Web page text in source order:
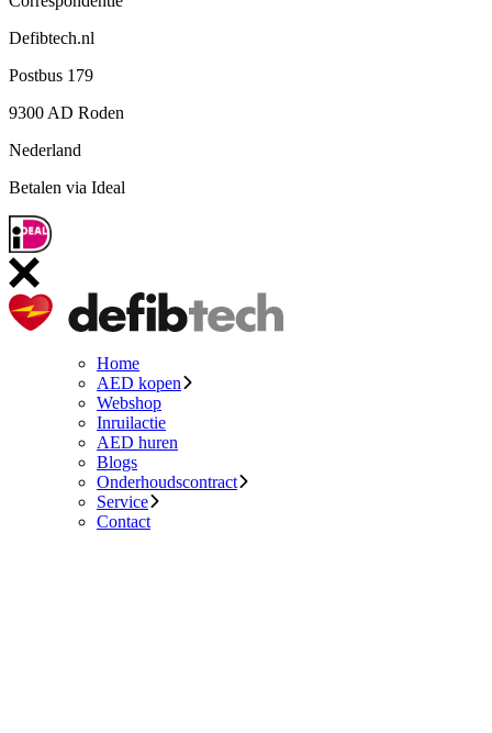
Defibtech.nl
Postbus 179
9300 AD Roden
Nederland
Betalen via Ideal
Home
AED kopen
Webshop
Inruilactie
AED huren
Blogs
Onderhoudscontract
Service
Contact